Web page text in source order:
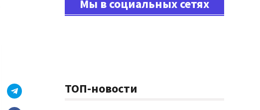
Мы в социальных сетях
ТОП-новости